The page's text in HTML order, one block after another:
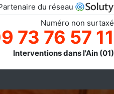
du réseau
Numéro non surtaxé
73 76 57 11
Interventions dans l'Ain (01)